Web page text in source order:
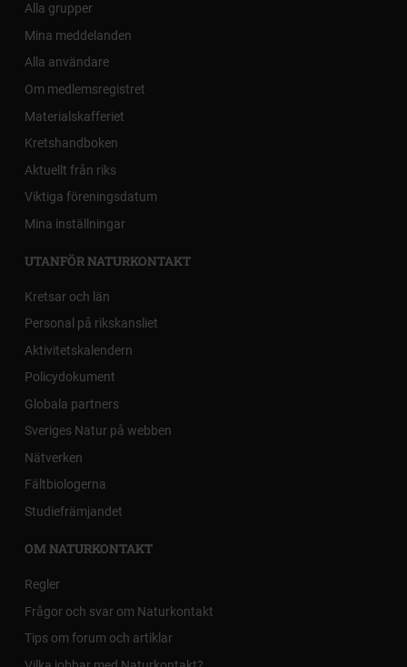
Alla grupper
Mina meddelanden
Alla användare
Om medlemsregistret
Materialskafferiet
Kretshandboken
Aktuellt från riks
Viktiga föreningsdatum
Mina inställningar
UTANFÖR NATURKONTAKT
Kretsar och län
Personal på rikskansliet
Aktivitetskalendern
Policydokument
Globala partners
Sveriges Natur på webben
Nätverken
Fältbiologerna
Studiefrämjandet
OM NATURKONTAKT
Regler
Frågor och svar om Naturkontakt
Tips om forum och artiklar